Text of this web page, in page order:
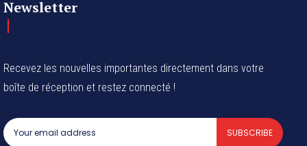
Newsletter
Recevez les nouvelles importantes directement dans votre
boîte de réception et restez connecté !
SUBSCRIBE